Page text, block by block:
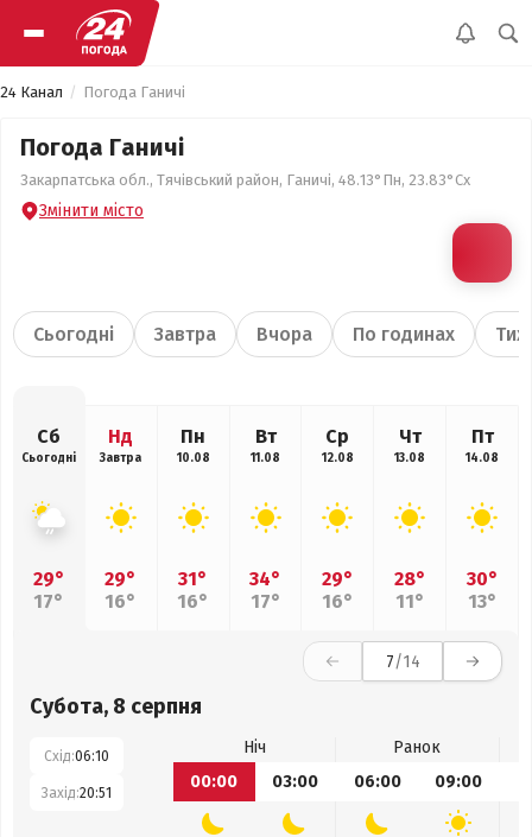
24 Канал Погода Ганичі
Погода Ганичі
Закарпатська обл., Тячівський район, Ганичі, 48.13°Пн, 23.83°Сх
Змінити місто
Сьогодні Завтра Вчора По годинах
Сб
Сьогодні
29°
17°
Нд
Завтра
29°
16°
Пн
10.08
31°
16°
Вт
11.08
34°
17°
Ср
12.08
29°
16°
Чт
13.08
28°
11°
Пт
14.08
30°
13°
7/14
Субота, 8 серпня
Схід:06:10
Захід:20:51
Ніч
Ранок
00:00
03:00 06:00 09:00